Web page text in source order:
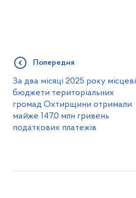
Попередня
За два місяці 2025 року місцеві
бюджети територіальних
громад Охтирщини отримали
майже 147,0 млн гривень
податкових платежів